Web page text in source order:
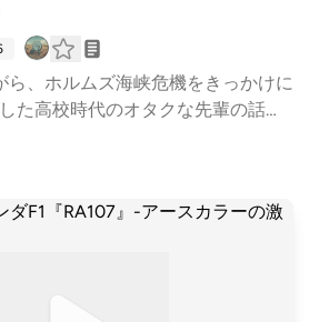
ら、ホルムズ海峡危機をきっかけに
た高校時代のオタクな先輩の話
なった交通ルールへの嘆き、プル